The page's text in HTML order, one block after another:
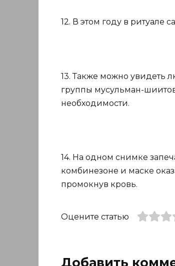
12. В этом году в ритуале
13. Также можно увидеть
группы мусульман-шиитов,
необходимости.
14. На одном снимке
комбинезоне и маске
промокнув кровь.
Оцените статью
Добавить